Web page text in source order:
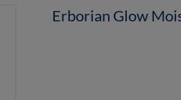
Erborian Glow